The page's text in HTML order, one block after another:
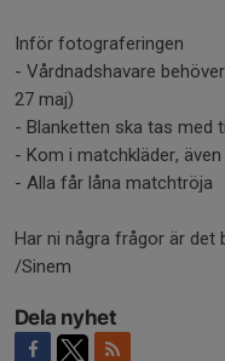
Inför fotograferingen
- Vårdnadshavare
27 maj)
- Blanketten ska tas med
- Kom i matchkläder,
- Alla får låna matchtröja
Har ni några frågor är det
/Sinem
Dela nyhet